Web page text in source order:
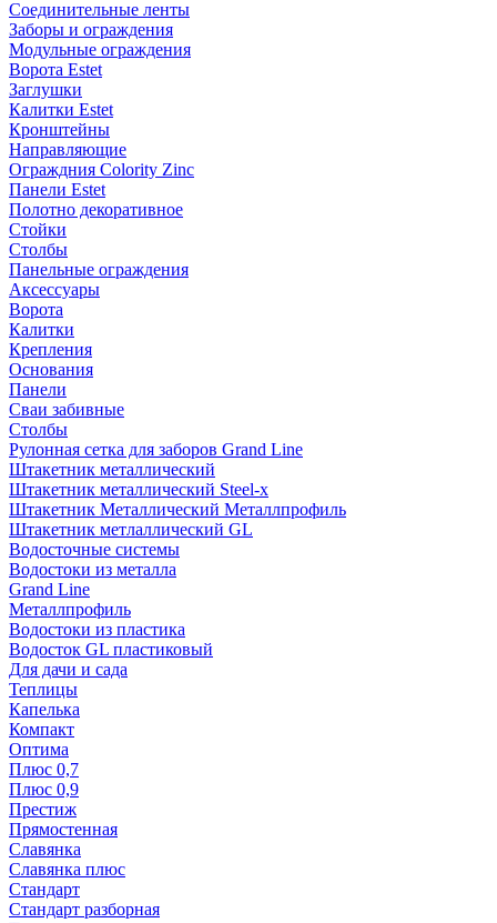
Соединительные ленты
Заборы и ограждения
Модульные ограждения
Ворота Estet
Заглушки
Калитки Estet
Кронштейны
Направляющие
Ограждния Colority Zinc
Панели Estet
Полотно декоративное
Стойки
Столбы
Панельные ограждения
Аксессуары
Ворота
Калитки
Крепления
Основания
Панели
Сваи забивные
Столбы
Рулонная сетка для заборов Grand Line
Штакетник металлический
Штакетник металлический Steel-x
Штакетник Металлический Металлпрофиль
Штакетник метлаллический GL
Водосточные системы
Водостоки из металла
Grand Line
Металлпрофиль
Водостоки из пластика
Водосток GL пластиковый
Для дачи и сада
Теплицы
Капелька
Компакт
Оптима
Плюс 0,7
Плюс 0,9
Престиж
Прямостенная
Славянка
Славянка плюс
Стандарт
Стандарт разборная